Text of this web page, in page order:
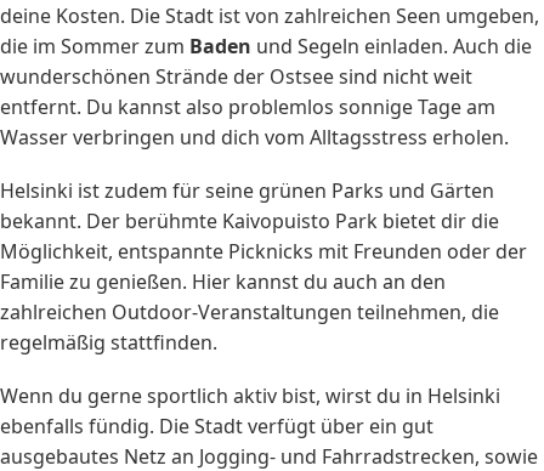
deine Kosten. Die Stadt ist von zahlreichen Seen umgeben,
die im Sommer zum Baden und Segeln einladen. Auch die
wunderschönen Strände der Ostsee sind nicht weit
entfernt. Du kannst also problemlos sonnige Tage am
Wasser verbringen und dich vom Alltagsstress erholen.
Helsinki ist zudem für seine grünen Parks und Gärten
bekannt. Der berühmte Kaivopuisto Park bietet dir die
Möglichkeit, entspannte Picknicks mit Freunden oder der
Familie zu genießen. Hier kannst du auch an den
zahlreichen Outdoor-Veranstaltungen teilnehmen, die
regelmäßig stattfinden.
Wenn du gerne sportlich aktiv bist, wirst du in Helsinki
ebenfalls fündig. Die Stadt verfügt über ein gut
ausgebautes Netz an Jogging- und Fahrradstrecken, sowie